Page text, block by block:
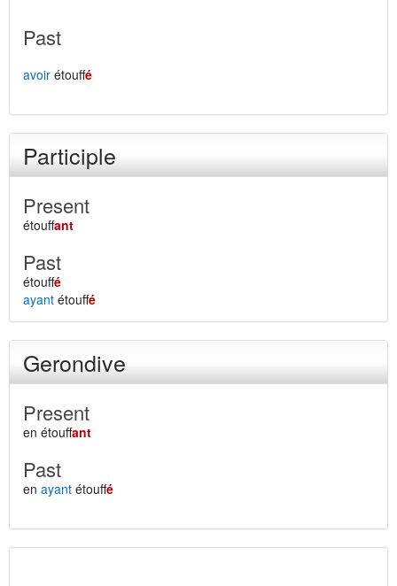
Past
avoir étouffé
Participle
Present
étouffant
Past
étouffé
ayant étouffé
Gerondive
Present
en étouffant
Past
en ayant étouffé